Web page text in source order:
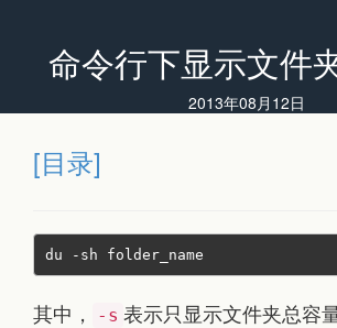
命令行下显示文件
2013年08月12日
[目录]
du - sh folder_name
其中， -s 表示只显示文件夹总容